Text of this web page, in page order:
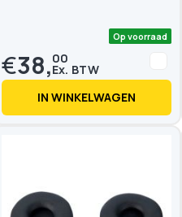
€38,00
IN WINKELWAGEN